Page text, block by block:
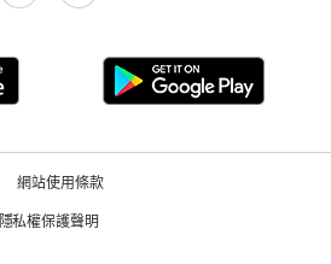
網站使用條款
隱私權保護聲明